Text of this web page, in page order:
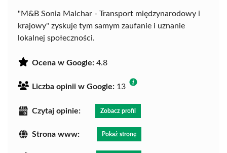
"M&B Sonia Malchar - Transport międzynarodowy i
krajowy" zyskuje tym samym zaufanie i uznanie
lokalnej społeczności.
Ocena w Google: 4.8
Liczba opinii w Google: 13
Czytaj opinie: Zobacz profil
Strona www: Pokaż stronę